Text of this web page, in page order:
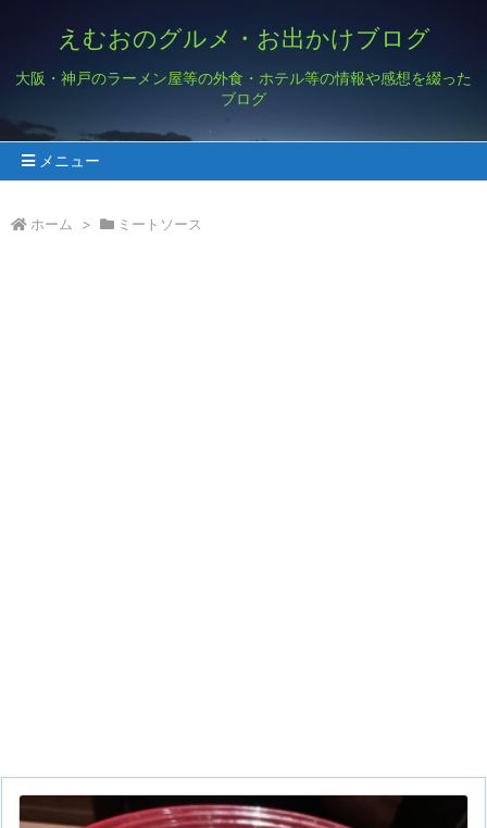
えむおのグルメ・お出かけブログ
大阪・神戸のラーメン屋等の外食・ホテル等の情報や感想を綴った
ブログ
メニュー
ホーム > ミートソース